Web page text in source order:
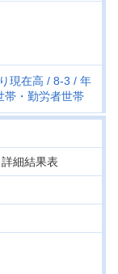
現在高 8-3
年
帯・勤労者世帯
細結果表